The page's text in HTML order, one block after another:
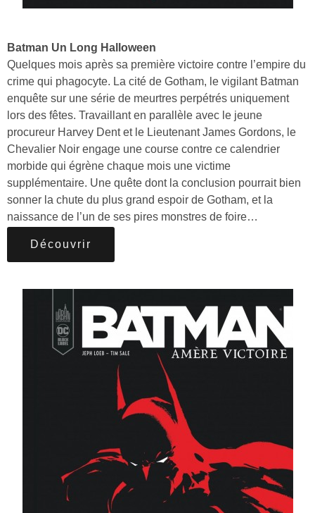
Batman Un Long Halloween
Quelques mois après sa première victoire contre l’empire du
crime qui phagocyte. La cité de Gotham, le vigilant Batman
enquête sur une série de meurtres perpétrés uniquement
lors des fêtes. Travaillant en parallèle avec le jeune
procureur Harvey Dent et le Lieutenant James Gordons, le
Chevalier Noir engage une course contre ce calendrier
morbide qui égrène chaque mois une victime
supplémentaire. Une quête dont la conclusion pourrait bien
sonner la chute du plus grand espoir de Gotham, et la
naissance de l’un de ses pires monstres de foire…
Découvrir